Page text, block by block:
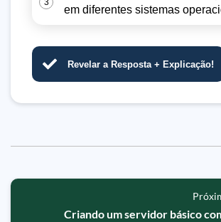
3
em diferentes sistemas
Revelar a Resposta + Explicação!
Criando um servidor básico